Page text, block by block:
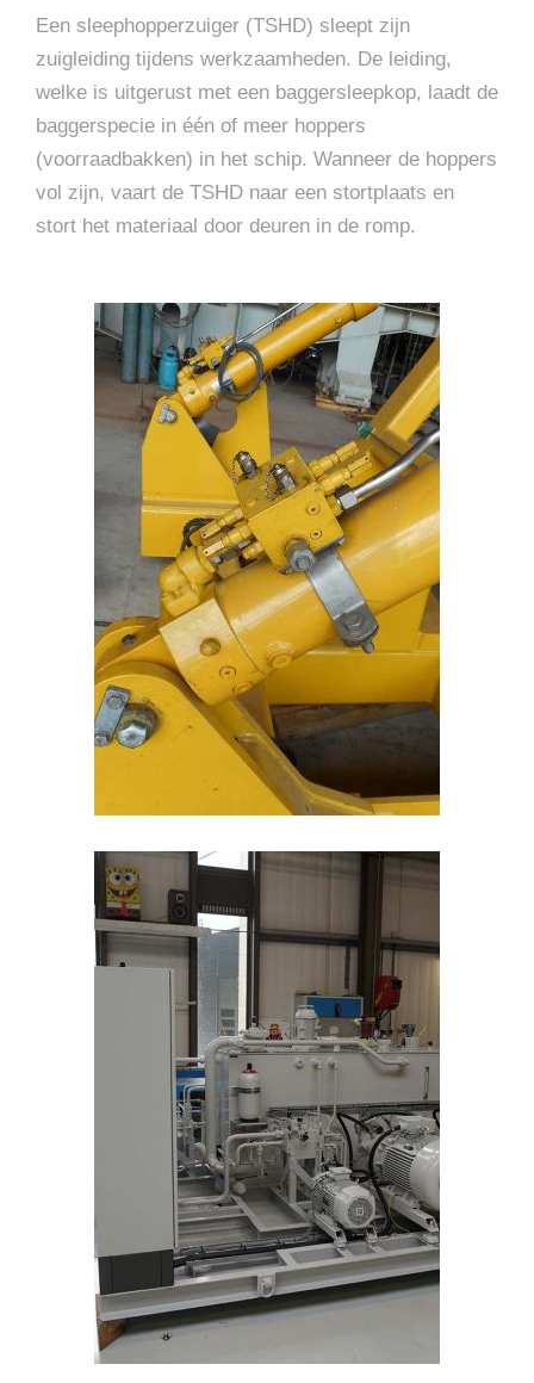
Een sleephopperzuiger (TSHD) sleept zijn
zuigleiding tijdens werkzaamheden. De leiding,
welke is uitgerust met een baggersleepkop, laadt de
baggerspecie in één of meer hoppers
(voorraadbakken) in het schip. Wanneer de hoppers
vol zijn, vaart de TSHD naar een stortplaats en
stort het materiaal door deuren in de romp.